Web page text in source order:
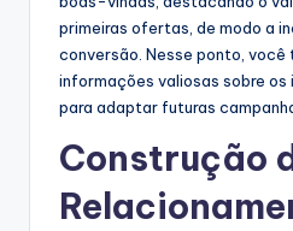
primeiras ofertas, de modo a
conversão. Nesse ponto,
informações valiosas sobre
para adaptar futuras
Construção